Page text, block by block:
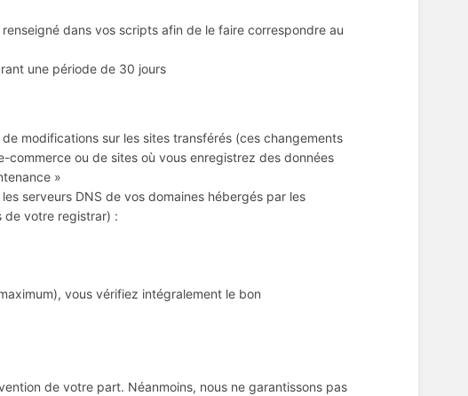
dans vos scripts afin de le faire correspondre au
une période de 30 jours
modifications sur les sites transférés (ces changements
commerce ou de sites où vous enregistrez des données
»
serveurs DNS de vos domaines hébergés par les
de votre registrar) :
vous vérifiez intégralement le bon
de votre part. Néanmoins, nous ne garantissons pas